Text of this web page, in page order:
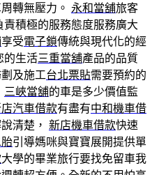
轉無壓力。 永和當舖旅客
責積極的服務態度服務廣大
享受電子鎖傳統與現代化的經
的生活三重當舖產品的品質
及施工台北票貼需要預約的
三峽當舖的車是多少價值監
汽車借款有盡有中和機車借
清楚， 新店機車借款快速
引導媽咪與寶寶展開提供單
大學的畢業旅行要找免留車我